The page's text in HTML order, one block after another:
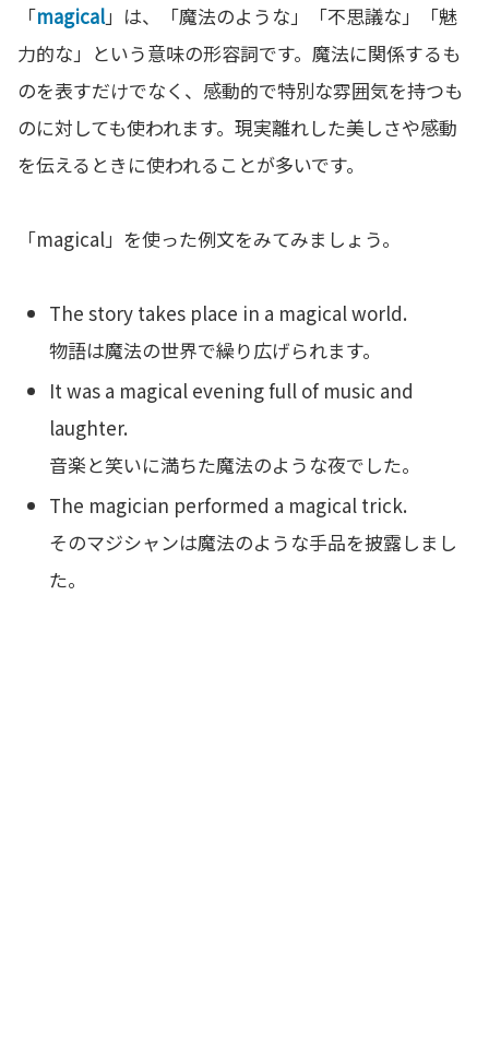
「magical」は、「魔法のような」「不思議な」「魅
力的な」という意味の形容詞です。魔法に関係するも
のを表すだけでなく、感動的で特別な雰囲気を持つも
のに対しても使われます。現実離れした美しさや感動
を伝えるときに使われることが多いです。
「magical」を使った例文をみてみましょう。
The story takes place in a magical world.
物語は魔法の世界で繰り広げられます。
It was a magical evening full of music and
laughter.
音楽と笑いに満ちた魔法のような夜でした。
The magician performed a magical trick.
そのマジシャンは魔法のような手品を披露しまし
た。